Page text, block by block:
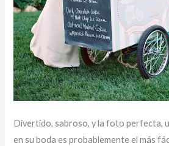
Divertido, sabroso, y la foto perfecta,
en su boda es probablemente el más